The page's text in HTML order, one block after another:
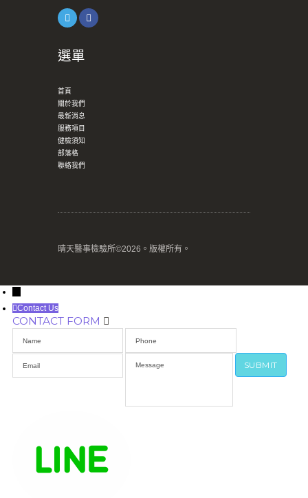
選單
首頁
關於我們
最新消息
服務項目
健檢須知
部落格
聯絡我們
晴天醫事檢驗所©2026。版權所有。
Contact Us
CONTACT FORM